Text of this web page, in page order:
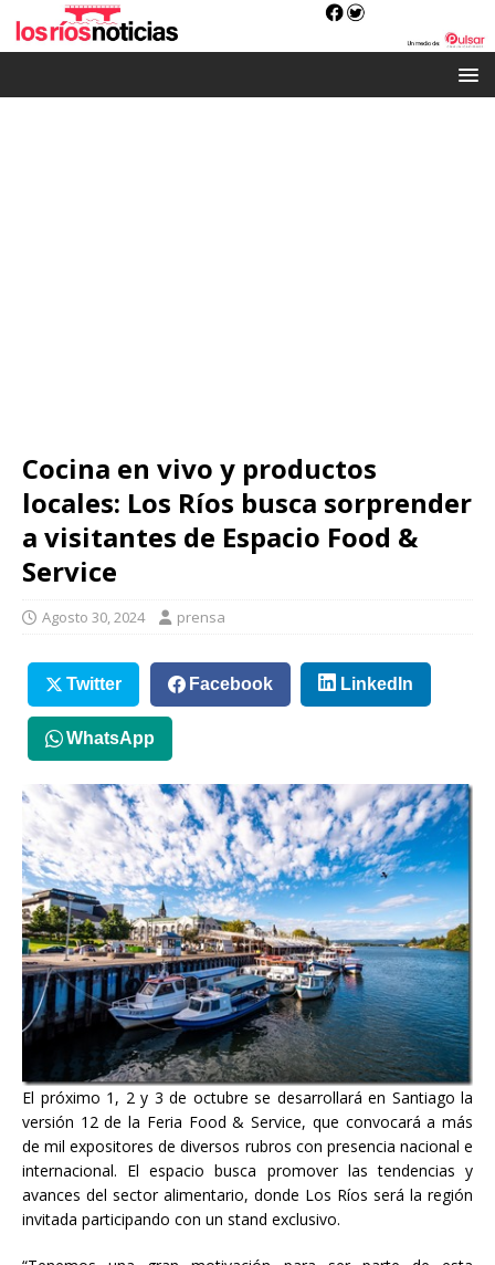
Cocina en vivo y productos
locales: Los Ríos busca sorprender
a visitantes de Espacio Food &
Service
Agosto 30, 2024 prensa
Twitter Facebook LinkedIn
WhatsApp
El próximo 1, 2 y 3 de octubre se desarrollará en Santiago la
versión 12 de la Feria Food & Service, que convocará a más
de mil expositores de diversos rubros con presencia nacional e
internacional. El espacio busca promover las tendencias y
avances del sector alimentario, donde Los Ríos será la región
invitada participando con un stand exclusivo.